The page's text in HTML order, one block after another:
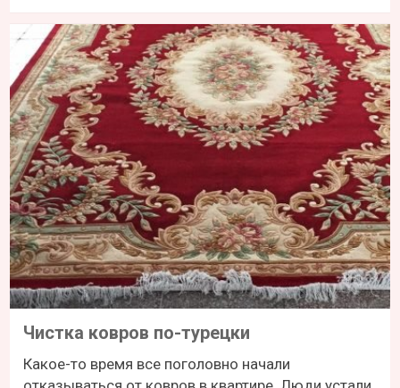
Чистка ковров по-турецки
Какое-то время все поголовно начали